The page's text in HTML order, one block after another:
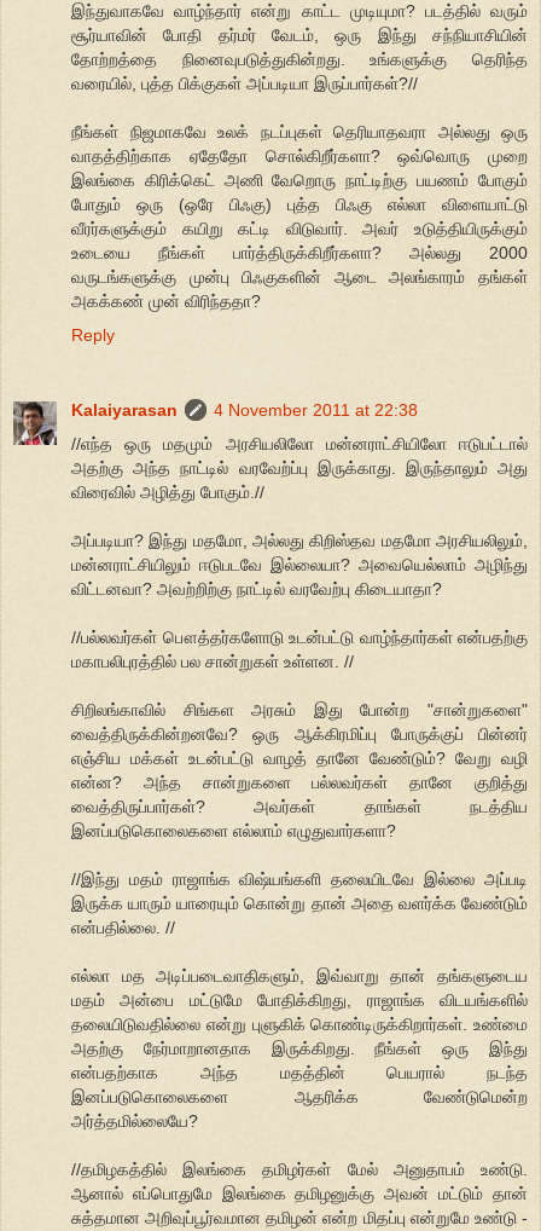
இந்துவாகவே வாழ்ந்தார் என்று காட்ட முடியுமா? படத்தில் வரும்
சூர்யாவின் போதி தர்மர் வேடம், ஒரு இந்து சந்நியாசியின்
தோற்றத்தை நினைவுபடுத்துகின்றது. உங்களுக்கு தெரிந்த
வரையில், புத்த பிக்குகள் அப்படியா இருப்பார்கள்?//
நீங்கள் நிஜமாகவே உலக் நடப்புகள் தெரியாதவரா அல்லது ஒரு
வாதத்திற்காக ஏதேதோ சொல்கிறீர்களா? ஒவ்வொரு முறை
இலங்கை கிரிக்கெட் அணி வேறொரு நாட்டிற்கு பயணம் போகும்
போதும் ஒரு (ஒரே பிஃகு) புத்த பிஃகு எல்லா விளையாட்டு
வீரர்களுக்கும் கயிறு கட்டி விடுவார். அவர் உடுத்தியிருக்கும்
உடையை நீங்கள் பார்த்திருக்கிறீர்களா? அல்லது 2000
வருடங்களுக்கு முன்பு பிஃகுகளின் ஆடை அலங்காரம் தங்கள்
அகக்கண் முன் விரிந்ததா?
Reply
Kalaiyarasan
4 November 2011 at 22:38
//எந்த ஒரு மதமும் அரசியலிலோ மன்னராட்சியிலோ ஈடுபட்டால்
அதற்கு அந்த நாட்டில் வரவேற்ப்பு இருக்காது. இருந்தாலும் அது
விரைவில் அழித்து போகும்.//
அப்படியா? இந்து மதமோ, அல்லது கிறிஸ்தவ மதமோ அரசியலிலும்,
மன்னராட்சியிலும் ஈடுபடவே இல்லையா? அவையெல்லாம் அழிந்து
விட்டனவா? அவற்றிற்கு நாட்டில் வரவேற்பு கிடையாதா?
//பல்லவர்கள் பௌத்தர்களோடு உடன்பட்டு வாழ்ந்தார்கள் என்பதற்கு
மகாபலிபுரத்தில் பல சான்றுகள் உள்ளன. //
சிறிலங்காவில் சிங்கள அரசும் இது போன்ற "சான்றுகளை"
வைத்திருக்கின்றனவே? ஒரு ஆக்கிரமிப்பு போருக்குப் பின்னர்
எஞ்சிய மக்கள் உடன்பட்டு வாழத் தானே வேண்டும்? வேறு வழி
என்ன? அந்த சான்றுகளை பல்லவர்கள் தானே குறித்து
வைத்திருப்பார்கள்? அவர்கள் தாங்கள் நடத்திய
இனப்படுகொலைகளை எல்லாம் எழுதுவார்களா?
//இந்து மதம் ராஜாங்க விஷ்யங்களி தலையிடவே இல்லை அப்படி
இருக்க யாரும் யாரையும் கொன்று தான் அதை வளர்க்க வேண்டும்
என்பதில்லை. //
எல்லா மத அடிப்படைவாதிகளும், இவ்வாறு தான் தங்களுடைய
மதம் அன்பை மட்டுமே போதிக்கிறது, ராஜாங்க விடயங்களில்
தலையிடுவதில்லை என்று புளுகிக் கொண்டிருக்கிறார்கள். உண்மை
அதற்கு நேர்மாறானதாக இருக்கிறது. நீங்கள் ஒரு இந்து
என்பதற்காக அந்த மதத்தின் பெயரால் நடந்த
இனப்படுகொலைகளை ஆதரிக்க வேண்டுமென்ற
அர்த்தமில்லையே?
//தமிழகத்தில் இலங்கை தமிழர்கள் மேல் அனுதாபம் உண்டு.
ஆனால் எப்பொதுமே இலங்கை தமிழனுக்கு அவன் மட்டும் தான்
சுத்தமான அறிவுப்பூர்வமான தமிழன் என்ற மிதப்பு என்றுமே உண்டு -